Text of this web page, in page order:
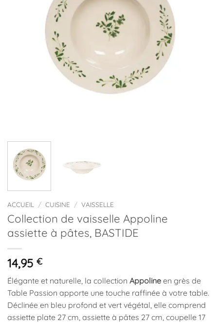
ACCUEIL / CUISINE / VAISSELLE
Collection de vaisselle Appoline
assiette à pâtes, BASTIDE
14,95 €
Élégante et naturelle, la collection Appoline en grès de
Table Passion apporte une touche raffinée à votre table.
Déclinée en bleu profond et vert végétal, elle comprend
assiette plate 27 cm, assiette à pâtes 27 cm, coupelle 17